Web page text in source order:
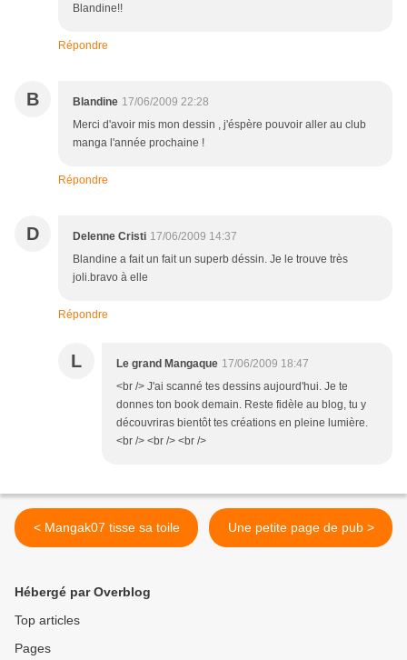
Blandine!!
Répondre
B Blandine 17/06/2009 22:28
Merci d'avoir mis mon dessin , j'éspère pouvoir aller au club
manga l'année prochaine !
Répondre
D Delenne Cristi 17/06/2009 14:37
Blandine a fait un fait un superb déssin. Je le trouve très
joli.bravo à elle
Répondre
L Le grand Mangaque 17/06/2009 18:47
<br /> J'ai scanné tes dessins aujourd'hui. Je te
donnes ton book demain. Reste fidèle au blog, tu y
découvriras bientôt tes créations en pleine lumière.
<br /> <br /> <br />
< Mangak07 tisse sa toile Une petite page de pub >
Hébergé par Overblog
Top articles
Pages